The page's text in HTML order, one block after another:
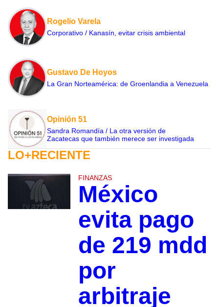
Rogelio Varela
Corporativo / Kanasín, evitar crisis ambiental
Gustavo De Hoyos
La Gran Norteamérica: de Groenlandia a Venezuela
Opinión 51
Sandra Romandía / La otra versión de
Zacatecas que también merece ser investigada
LO+RECIENTE
FINANZAS
México
evita pago
de 219 mdd
por
arbitraje